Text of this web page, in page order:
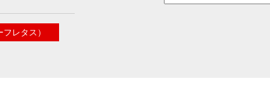
レタス）